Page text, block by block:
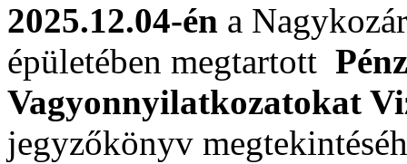
2025.12.04-én a
épületében megtartott
Vagyonnyilatkozatokat
jegyzőkönyv